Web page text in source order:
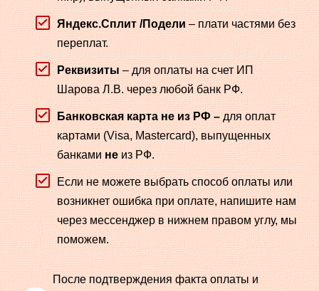
Яндекс.Сплит /Подели – плати частями без
переплат.
Реквизиты – для оплаты на счет ИП
Шарова Л.В. через любой банк РФ.
Банковская карта не из РФ – для оплат
картами (Visa, Mastercard), выпущенных
банками неиз РФ.
Если не можете выбрать способ оплаты или
возникнет ошибка при оплате, напишите нам
через мессенджер в нижнем правом углу, мы
поможем.
После подтверждения факта оплаты и